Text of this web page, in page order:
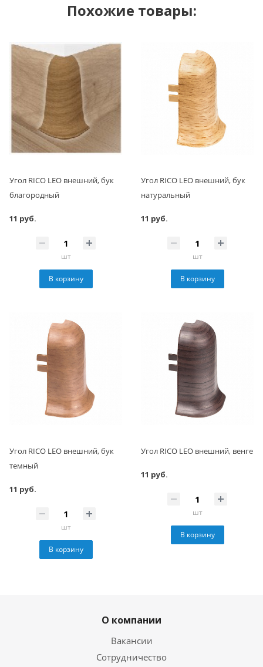
Похожие товары:
Угол RICO LEO внешний, бук
благородный
11 руб.
шт
В корзину
Угол RICO LEO внешний, бук
натуральный
11 руб.
шт
В корзину
Угол RICO LEO внешний, бук
темный
11 руб.
шт
В корзину
Угол RICO LEO внешний, венге
11 руб.
шт
В корзину
О компании
Вакансии
Сотрудничество